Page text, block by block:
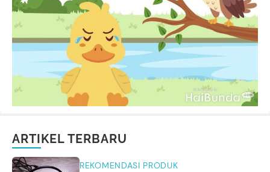
ARTIKEL TERBARU
REKOMENDASI PRODUK